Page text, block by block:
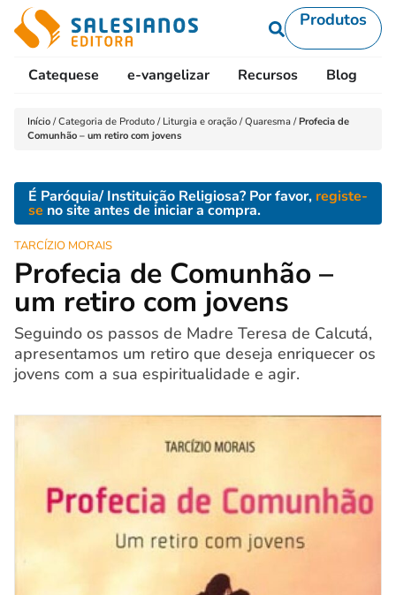
Produtos
Catequese e-vangelizar Recursos Blog
Início /Categoria de Produto / Liturgia e oração /Quaresma /Profecia de
Comunhão – um retiro com jovens
É Paróquia/ Instituição Religiosa? Por favor, registe-
se no site antes de iniciar a compra.
TARCÍZIO MORAIS
Profecia de Comunhão –
um retiro com jovens
Seguindo os passos de Madre Teresa de Calcutá,
apresentamos um retiro que deseja enriquecer os
jovens com a sua espiritualidade e agir.